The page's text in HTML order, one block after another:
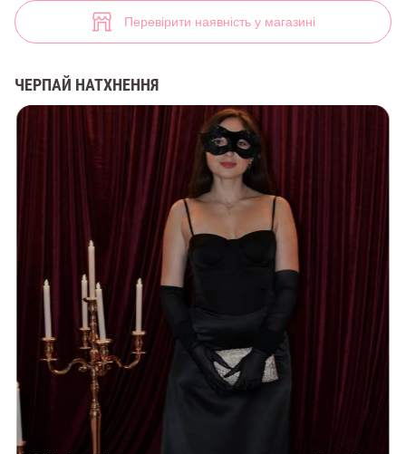
Перевірити наявність у магазині
ЧЕРПАЙ НАТХНЕННЯ
Срібляста сумка зі стразами (арт. 48692) ♡ інтернет-магазин Gepur